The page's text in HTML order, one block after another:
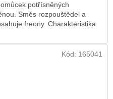
potřísněných
Směs rozpouštědel a
freony. Charakteristika
Kód: 165041